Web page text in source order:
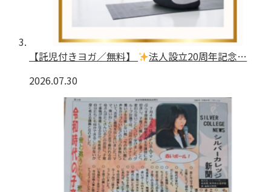
【託児付きヨガ／無料】
法人設立20周年記念…
2026.07.30